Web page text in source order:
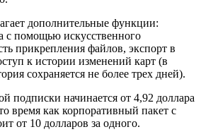
дополнительные функции:
с помощью искусственного
прикрепления файлов, экспорт в
к истории изменений карт (в
сохраняется не более трех дней).
подписки начинается от 4,92 доллара
время как корпоративный пакет с
от 10 долларов за одного.